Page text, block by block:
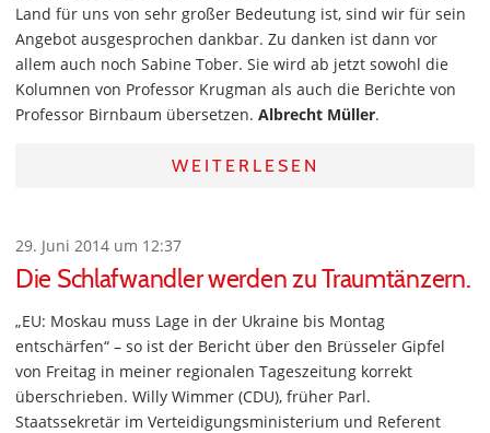
Land für uns von sehr großer Bedeutung ist, sind wir für sein
Angebot ausgesprochen dankbar. Zu danken ist dann vor
allem auch noch Sabine Tober. Sie wird ab jetzt sowohl die
Kolumnen von Professor Krugman als auch die Berichte von
Professor Birnbaum übersetzen. Albrecht Müller.
WEITERLESEN
29. Juni 2014 um 12:37
Die Schlafwandler werden zu Traumtänzern.
„EU: Moskau muss Lage in der Ukraine bis Montag
entschärfen“ – so ist der Bericht über den Brüsseler Gipfel
von Freitag in meiner regionalen Tageszeitung korrekt
überschrieben. Willy Wimmer (CDU), früher Parl.
Staatssekretär im Verteidigungsministerium und Referent